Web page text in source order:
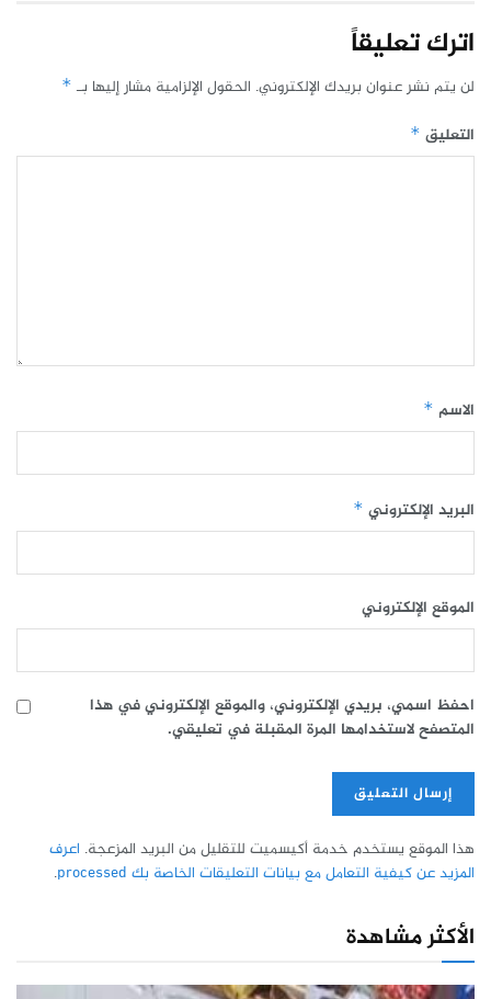
اترك تعليقاً
لن يتم نشر عنوان بريدك الإلكتروني. الحقول الإلزامية مشار إليها بـ *
التعليق *
الاسم *
البريد الإلكتروني *
الموقع الإلكتروني
احفظ اسمي، بريدي الإلكتروني، والموقع الإلكتروني في هذا
المتصفح لاستخدامها المرة المقبلة في تعليقي.
هذا الموقع يستخدم خدمة أكيسميت للتقليل من البريد المزعجة. اعرف
المزيد عن كيفية التعامل مع بيانات التعليقات الخاصة بك processed
.
الأكثر مشاهدة